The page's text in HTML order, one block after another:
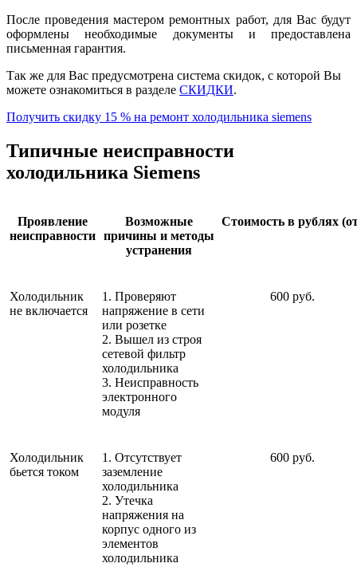
После проведения мастером ремонтных работ, для Вас будут
оформлены необходимые документы и предоставлена
письменная гарантия.
Так же для Вас предусмотрена система скидок, с которой Вы
можете ознакомиться в разделе СКИДКИ.
Получить скидку 15 % на ремонт холодильника siemens
Типичные неисправности
холодильника Siemens
Проявление
неисправности
Возможные
причины и методы
устранения
Стоимость в рублях
Холодильник
не включается
1. Проверяют
напряжение в сети
или розетке
2. Вышел из строя
сетевой фильтр
холодильника
3. Неисправность
электронного
модуля
600 руб.
Холодильник
бьется током
1. Отсутствует
заземление
холодильника
2. Утечка
напряжения на
корпус одного из
элементов
холодильника
600 руб.